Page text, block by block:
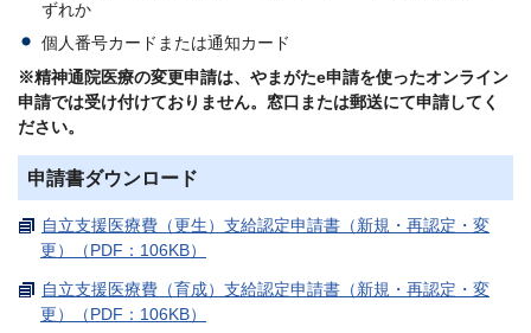
ずれか
個人番号カードまたは通知カード
※精神通院医療の変更申請は、やまがたe申請を使ったオンライン
申請では受け付けておりません。窓口または郵送にて申請してく
ださい。
申請書ダウンロード
自立支援医療費（更生）支給認定申請書（新規・再認定・変
更）（PDF：106KB）
自立支援医療費（育成）支給認定申請書（新規・再認定・変
更）（PDF：106KB）